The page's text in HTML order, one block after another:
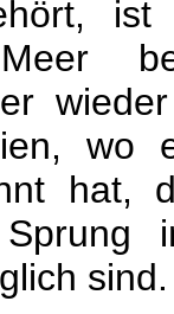
wo
hat,
sind.